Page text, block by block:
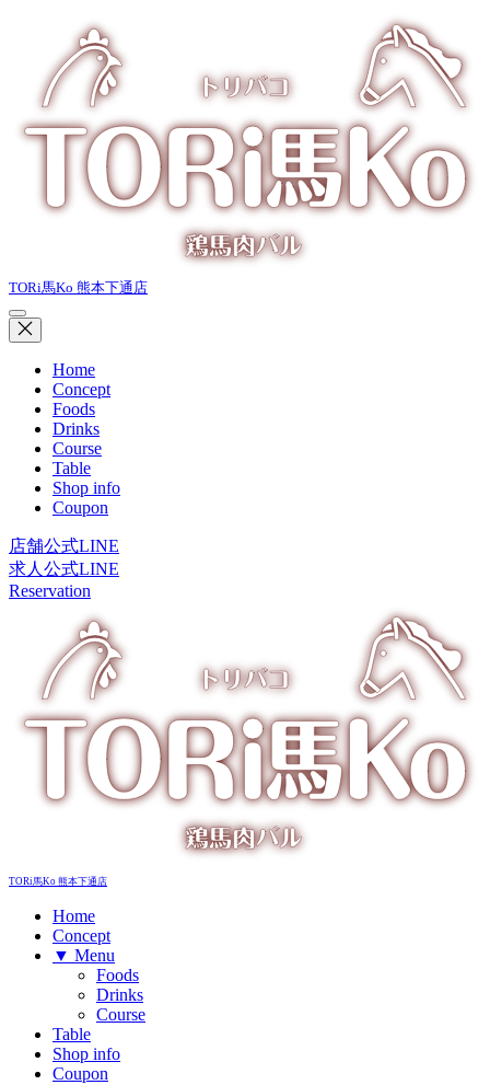
TORi馬Ko 熊本下通店
Home
Concept
Foods
Drinks
Course
Table
Shop info
Coupon
店舗公式LINE
求人公式LINE
Reservation
TORi馬Ko 熊本下通店
Home
Concept
▼ Menu
Foods
Drinks
Course
Table
Shop info
Coupon